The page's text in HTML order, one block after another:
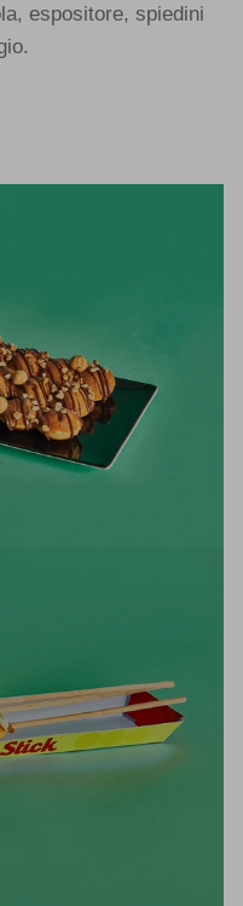
espositore, spiedini